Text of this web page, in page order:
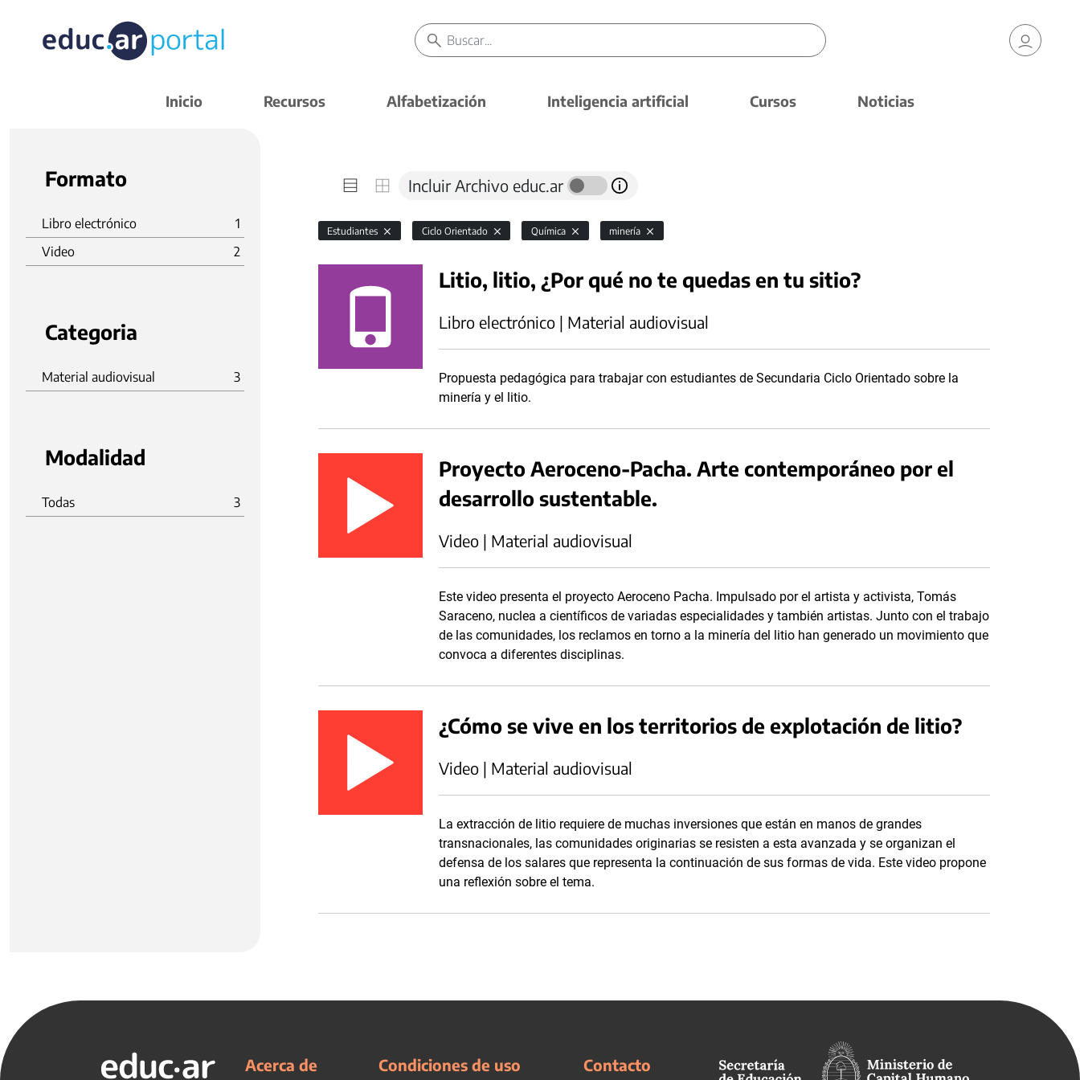
Inicio Recursos Alfabetización Inteligencia artificial Cursos Noticias
Formato
Libro electrónico
1
Video
2
Categoria
Material audiovisual 3
Modalidad
Todas 3
Incluir Archivo educ.ar
Estudiantes Ciclo Orientado Química minería
Litio, litio, ¿Por qué no te quedas en tu sitio?
Libro electrónico | Material audiovisual
Propuesta pedagógica para trabajar con estudiantes de Secundaria Ciclo Orientado sobre la
minería y el litio.
Proyecto Aeroceno-Pacha. Arte contemporáneo por el
desarrollo sustentable.
Video | Material audiovisual
Este video presenta el proyecto Aeroceno Pacha. Impulsado por el artista y activista, Tomás
Saraceno, nuclea a científicos de variadas especialidades y también artistas. Junto con el trabajo
de las comunidades, los reclamos en torno a la minería del litio han generado un movimiento que
convoca a diferentes disciplinas.
¿Cómo se vive en los territorios de explotación de litio?
Video | Material audiovisual
La extracción de litio requiere de muchas inversiones que están en manos de grandes
transnacionales, las comunidades originarias se resisten a esta avanzada y se organizan el
defensa de los salares que representa la continuación de sus formas de vida. Este video propone
una reflexión sobre el tema.
Acerca de Condiciones de uso Contacto